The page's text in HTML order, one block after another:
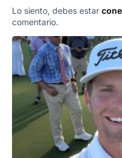
Lo siento, debes estar
comentario.